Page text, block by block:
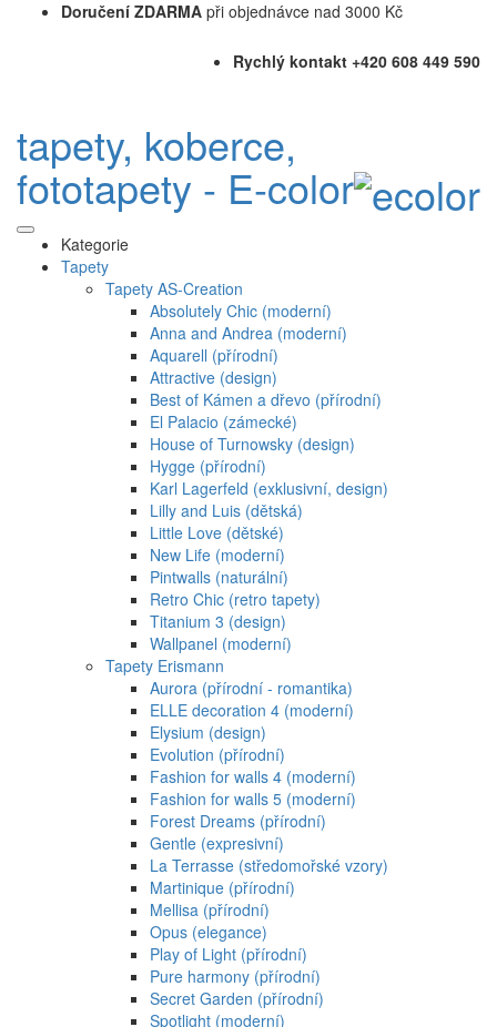
Doručení ZDARMA při objednávce nad 3000 Kč
Rychlý kontakt +420 608 449 590
tapety, koberce,
fototapety - E-color
Kategorie
Tapety
Tapety AS-Creation
Absolutely Chic (moderní)
Anna and Andrea (moderní)
Aquarell (přírodní)
Attractive (design)
Best of Kámen a dřevo (přírodní)
El Palacio (zámecké)
House of Turnowsky (design)
Hygge (přírodní)
Karl Lagerfeld (exklusivní, design)
Lilly and Luis (dětská)
Little Love (dětské)
New Life (moderní)
Pintwalls (naturální)
Retro Chic (retro tapety)
Titanium 3 (design)
Wallpanel (moderní)
Tapety Erismann
Aurora (přírodní - romantika)
ELLE decoration 4 (moderní)
Elysium (design)
Evolution (přírodní)
Fashion for walls 4 (moderní)
Fashion for walls 5 (moderní)
Forest Dreams (přírodní)
Gentle (expresivní)
La Terrasse (středomořské vzory)
Martinique (přírodní)
Mellisa (přírodní)
Opus (elegance)
Play of Light (přírodní)
Pure harmony (přírodní)
Secret Garden (přírodní)
Spotlight (moderní)